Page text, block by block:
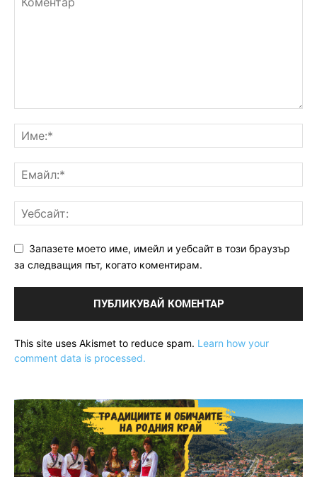
Запазете моето име, имейл и уебсайт в този браузър
за следващия път, когато коментирам.
This site uses Akismet to reduce spam. Learn how your
comment data is processed.